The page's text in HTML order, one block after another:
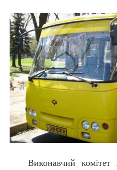
Виконавчий комітет